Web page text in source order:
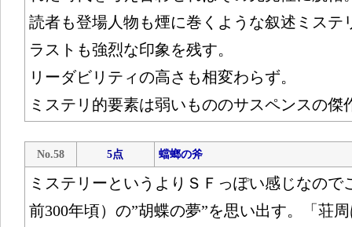
読者も登場人物も煙に巻くような叙述ミステ
ラストも強烈な印象を残す。
リーダビリティの高さも相変わらず。
ミステリ的要素は弱いもののサスペンスの傑
No.58 5点 蟷螂の斧
ミステリーというよりＳＦっぽい感じなので
前300年頃）の”胡蝶の夢”を思い出す。「荘